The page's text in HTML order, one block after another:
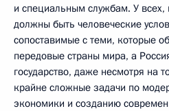
и специальным службам. У всех,
должны быть человеческие
сопоставимые с теми, которые
передовые страны мира, а
государство, даже несмотря на
крайне сложные задачи по
экономики и созданию